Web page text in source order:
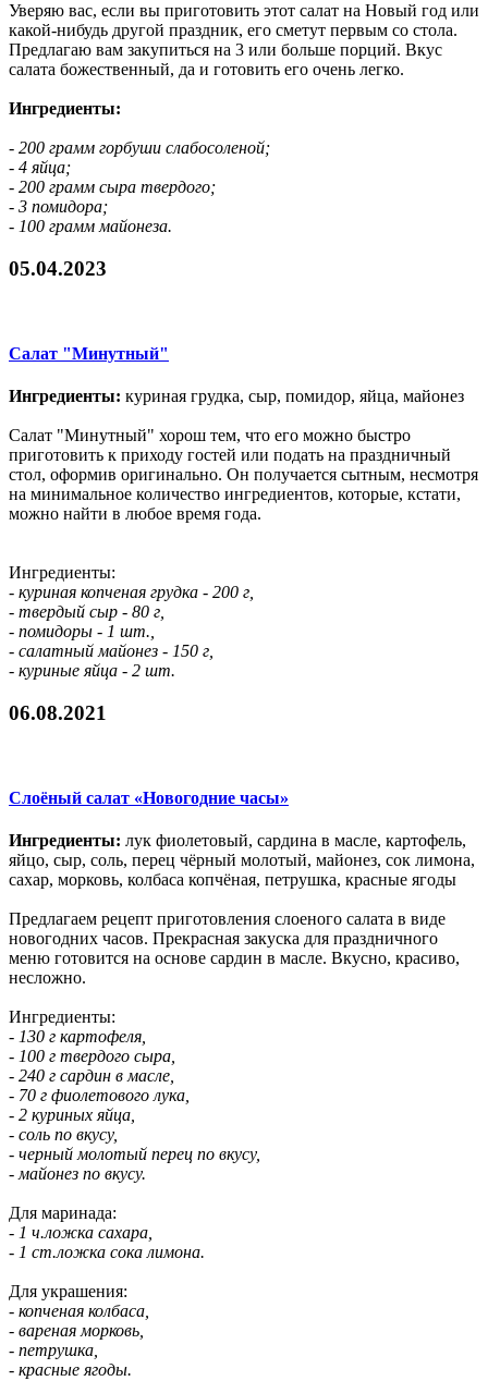
Уверяю вас, если вы приготовить этот салат на Новый год или
какой-нибудь другой праздник, его сметут первым со стола.
Предлагаю вам закупиться на 3 или больше порций. Вкус
салата божественный, да и готовить его очень легко.
Ингредиенты:
- 200 грамм горбуши слабосоленой;
- 4 яйца;
- 200 грамм сыра твердого;
- 3 помидора;
- 100 грамм майонеза.
05.04.2023
Салат "Минутный"
Ингредиенты: куриная грудка, сыр, помидор, яйца, майонез
Салат "Минутный" хорош тем, что его можно быстро
приготовить к приходу гостей или подать на праздничный
стол, оформив оригинально. Он получается сытным, несмотря
на минимальное количество ингредиентов, которые, кстати,
можно найти в любое время года.
Ингредиенты:
- куриная копченая грудка - 200 г,
- твердый сыр - 80 г,
- помидоры - 1 шт.,
- салатный майонез - 150 г,
- куриные яйца - 2 шт.
06.08.2021
Слоёный салат «Новогодние часы»
Ингредиенты: лук фиолетовый, сардина в масле, картофель,
яйцо, сыр, соль, перец чёрный молотый, майонез, сок лимона,
сахар, морковь, колбаса копчёная, петрушка, красные ягоды
Предлагаем рецепт приготовления слоеного салата в виде
новогодних часов. Прекрасная закуска для праздничного
меню готовится на основе сардин в масле. Вкусно, красиво,
несложно.
Ингредиенты:
- 130 г картофеля,
- 100 г твердого сыра,
- 240 г сардин в масле,
- 70 г фиолетового лука,
- 2 куриных яйца,
- соль по вкусу,
- черный молотый перец по вкусу,
- майонез по вкусу.
Для маринада:
- 1 ч.ложка сахара,
- 1 ст.ложка сока лимона.
Для украшения:
- копченая колбаса,
- вареная морковь,
- петрушка,
- красные ягоды.